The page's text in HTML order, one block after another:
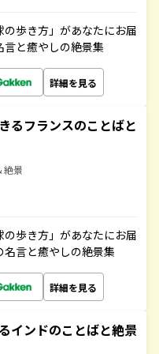
歩き方」があなたにお届
と癒やしの絶景集
詳細を見る
るフランスのことばと
絶景
歩き方」があなたにお届
言と癒やしの絶景集
詳細を見る
インドのことばと絶景